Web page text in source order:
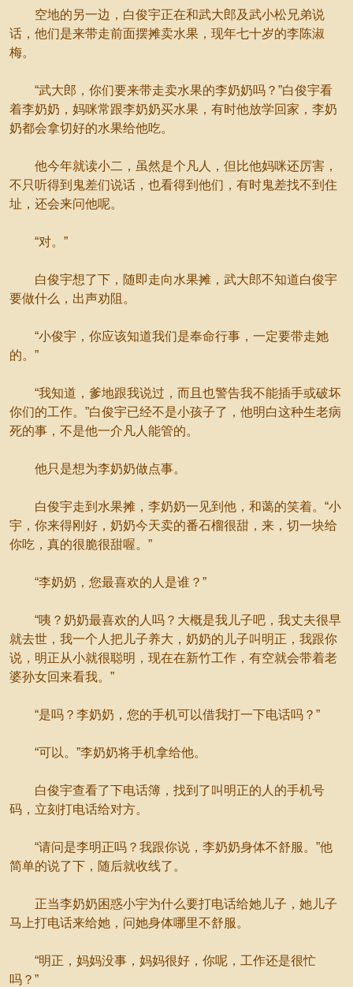
空地的另一边，白俊宇正在和武大郎及武小松兄弟说
话，他们是来带走前面摆摊卖水果，现年七十岁的李陈淑
梅。
“武大郎，你们要来带走卖水果的李奶奶吗？”白俊宇看
着李奶奶，妈咪常跟李奶奶买水果，有时他放学回家，李奶
奶都会拿切好的水果给他吃。
他今年就读小二，虽然是个凡人，但比他妈咪还厉害，
不只听得到鬼差们说话，也看得到他们，有时鬼差找不到住
址，还会来问他呢。
“对。”
白俊宇想了下，随即走向水果摊，武大郎不知道白俊宇
要做什么，出声劝阻。
“小俊宇，你应该知道我们是奉命行事，一定要带走她
的。”
“我知道，爹地跟我说过，而且也警告我不能插手或破坏
你们的工作。”白俊宇已经不是小孩子了，他明白这种生老病
死的事，不是他一介凡人能管的。
他只是想为李奶奶做点事。
白俊宇走到水果摊，李奶奶一见到他，和蔼的笑着。“小
宇，你来得刚好，奶奶今天卖的番石榴很甜，来，切一块给
你吃，真的很脆很甜喔。”
“李奶奶，您最喜欢的人是谁？”
“咦？奶奶最喜欢的人吗？大概是我儿子吧，我丈夫很早
就去世，我一个人把儿子养大，奶奶的儿子叫明正，我跟你
说，明正从小就很聪明，现在在新竹工作，有空就会带着老
婆孙女回来看我。”
“是吗？李奶奶，您的手机可以借我打一下电话吗？”
“可以。”李奶奶将手机拿给他。
白俊宇查看了下电话簿，找到了叫明正的人的手机号
码，立刻打电话给对方。
“请问是李明正吗？我跟你说，李奶奶身体不舒服。”他
简单的说了下，随后就收线了。
正当李奶奶困惑小宇为什么要打电话给她儿子，她儿子
马上打电话来给她，问她身体哪里不舒服。
“明正，妈妈没事，妈妈很好，你呢，工作还是很忙
吗？”